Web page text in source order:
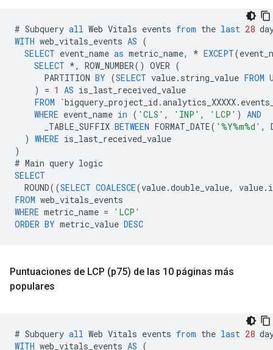
# Subquery all Web Vitals events from the last 28
WITH web_vitals_events AS (
SELECT event_name as metric_name, * EXCEPT(
SELECT *, ROW_NUMBER() OVER (
PARTITION BY (SELECT value. string_value FROM
)
= 1 AS is_last_received_value
FROM
`bigquery_project_id .analytics_XXXXX.
WHERE event_name in ( 'CLS' , 'INP' , 'LCP' )
AND
_TABLE_SUFFIX BETWEEN FORMAT_DATE( '%Y%m%d' ,
) WHERE is_last_received_value
)
# Main query logic
SELECT
ROUND((SELECT COALESCE(value.double_value, value.
FROM web_vitals_events
WHERE metric_name =
'LCP'
ORDER BY metric_value DESC
Puntuaciones de LCP (p75) de las 10 páginas más
populares
# Subquery all Web Vitals events from the last 28
WITH web_vitals_events AS (